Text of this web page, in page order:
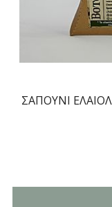
ΣΑΠΟΥΝΙ